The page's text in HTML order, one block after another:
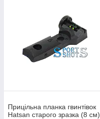
Прицільна планка гвинтівок
Hatsan старого зразка (8 см)